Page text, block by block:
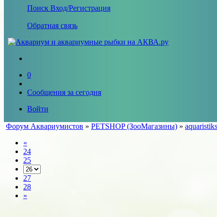
Поиск Вход/Регистрация
Обратная связь
0
Сообщения за сегодня
Войти
Форум Аквариумистов » PETSHOP (ЗооМагазины) »
«
24
25
27
28
»